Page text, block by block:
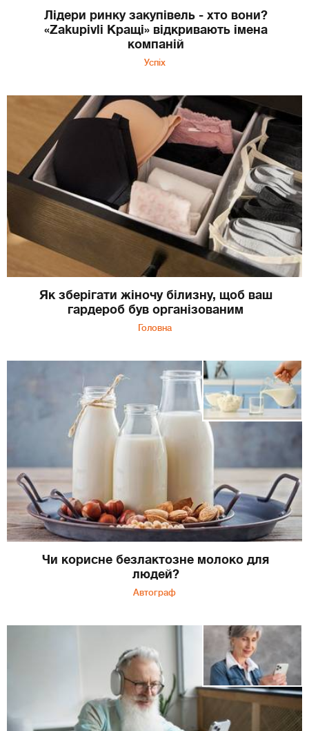
Лідери ринку закупівель - хто вони?
«Zakupivli Кращі» відкривають імена
компаній
Успіх
Як зберігати жіночу білизну, щоб ваш
гардероб був організованим
Головна
Чи корисне безлактозне молоко для
людей?
Автограф